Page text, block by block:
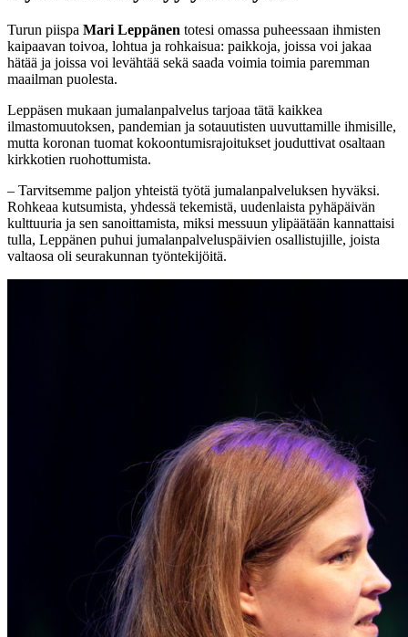
Turun piispa Mari Leppänen totesi omassa puheessaan ihmisten
kaipaavan toivoa, lohtua ja rohkaisua: paikkoja, joissa voi jakaa
hätää ja joissa voi levähtää sekä saada voimia toimia paremman
maailman puolesta.
Leppäsen mukaan jumalanpalvelus tarjoaa tätä kaikkea
ilmastomuutoksen, pandemian ja sotauutisten uuvuttamille ihmisille,
mutta koronan tuomat kokoontumisrajoitukset jouduttivat osaltaan
kirkkotien ruohottumista.
– Tarvitsemme paljon yhteistä työtä jumalanpalveluksen hyväksi.
Rohkeaa kutsumista, yhdessä tekemistä, uudenlaista pyhäpäivän
kulttuuria ja sen sanoittamista, miksi messuun ylipäätään kannattaisi
tulla, Leppänen puhui jumalanpalveluspäivien osallistujille, joista
valtaosa oli seurakunnan työntekijöitä.